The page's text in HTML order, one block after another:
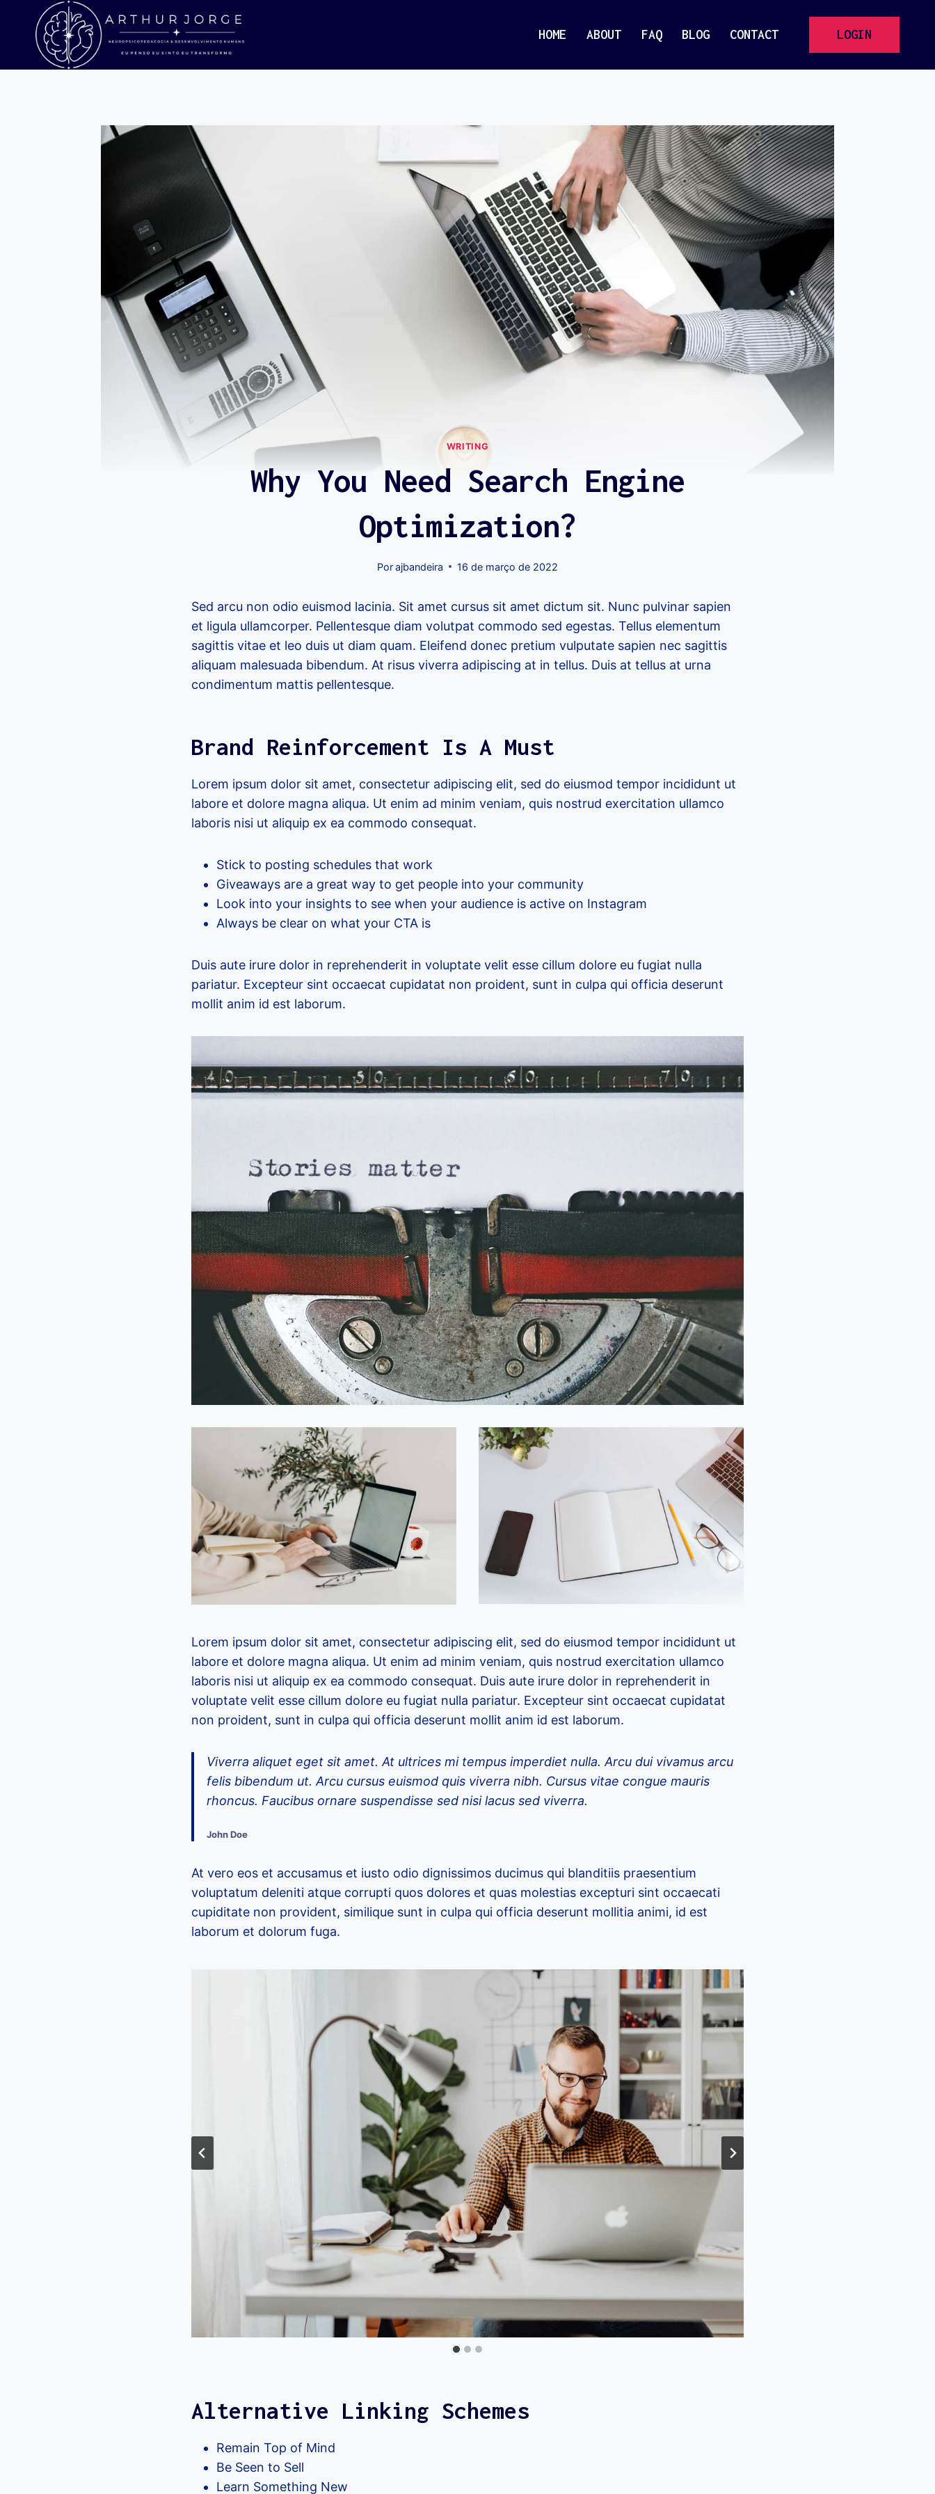
HOME ABOUT FAQ BLOG CONTACT LOGIN
WRITING
Why You Need Search Engine
Optimization?
Porajbandeira 16 de março de 2022
Sed arcu non odio euismod lacinia. Sit amet cursus sit amet dictum sit. Nunc pulvinar sapien
et ligula ullamcorper. Pellentesque diam volutpat commodo sed egestas. Tellus elementum
sagittis vitae et leo duis ut diam quam. Eleifend donec pretium vulputate sapien nec sagittis
aliquam malesuada bibendum. At risus viverra adipiscing at in tellus. Duis at tellus at urna
condimentum mattis pellentesque.
Brand Reinforcement Is A Must
Lorem ipsum dolor sit amet, consectetur adipiscing elit, sed do eiusmod tempor incididunt ut
labore et dolore magna aliqua. Ut enim ad minim veniam, quis nostrud exercitation ullamco
laboris nisi ut aliquip ex ea commodo consequat.
Stick to posting schedules that work
Giveaways are a great way to get people into your community
Look into your insights to see when your audience is active on Instagram
Always be clear on what your CTA is
Duis aute irure dolor in reprehenderit in voluptate velit esse cillum dolore eu fugiat nulla
pariatur. Excepteur sint occaecat cupidatat non proident, sunt in culpa qui officia deserunt
mollit anim id est laborum.
Lorem ipsum dolor sit amet, consectetur adipiscing elit, sed do eiusmod tempor incididunt ut
labore et dolore magna aliqua. Ut enim ad minim veniam, quis nostrud exercitation ullamco
laboris nisi ut aliquip ex ea commodo consequat. Duis aute irure dolor in reprehenderit in
voluptate velit esse cillum dolore eu fugiat nulla pariatur. Excepteur sint occaecat cupidatat
non proident, sunt in culpa qui officia deserunt mollit anim id est laborum.
Viverra aliquet eget sit amet. At ultrices mi tempus imperdiet nulla. Arcu dui vivamus arcu
felis bibendum ut. Arcu cursus euismod quis viverra nibh. Cursus vitae congue mauris
rhoncus. Faucibus ornare suspendisse sed nisi lacus sed viverra.
John Doe
At vero eos et accusamus et iusto odio dignissimos ducimus qui blanditiis praesentium
voluptatum deleniti atque corrupti quos dolores et quas molestias excepturi sint occaecati
cupiditate non provident, similique sunt in culpa qui officia deserunt mollitia animi, id est
laborum et dolorum fuga.
Alternative Linking Schemes
Remain Top of Mind
Be Seen to Sell
Learn Something New